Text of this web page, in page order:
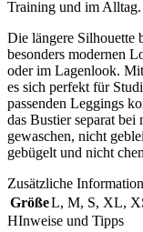
Training und im Alltag.
Die längere Silhouette
besonders modernen
oder im Lagenlook.
es sich perfekt für
passenden Leggings
das Bustier separat
gewaschen, nicht
gebügelt und nicht
Zusätzliche
GrößeL, M, S, XL,
HInweise und Tipps